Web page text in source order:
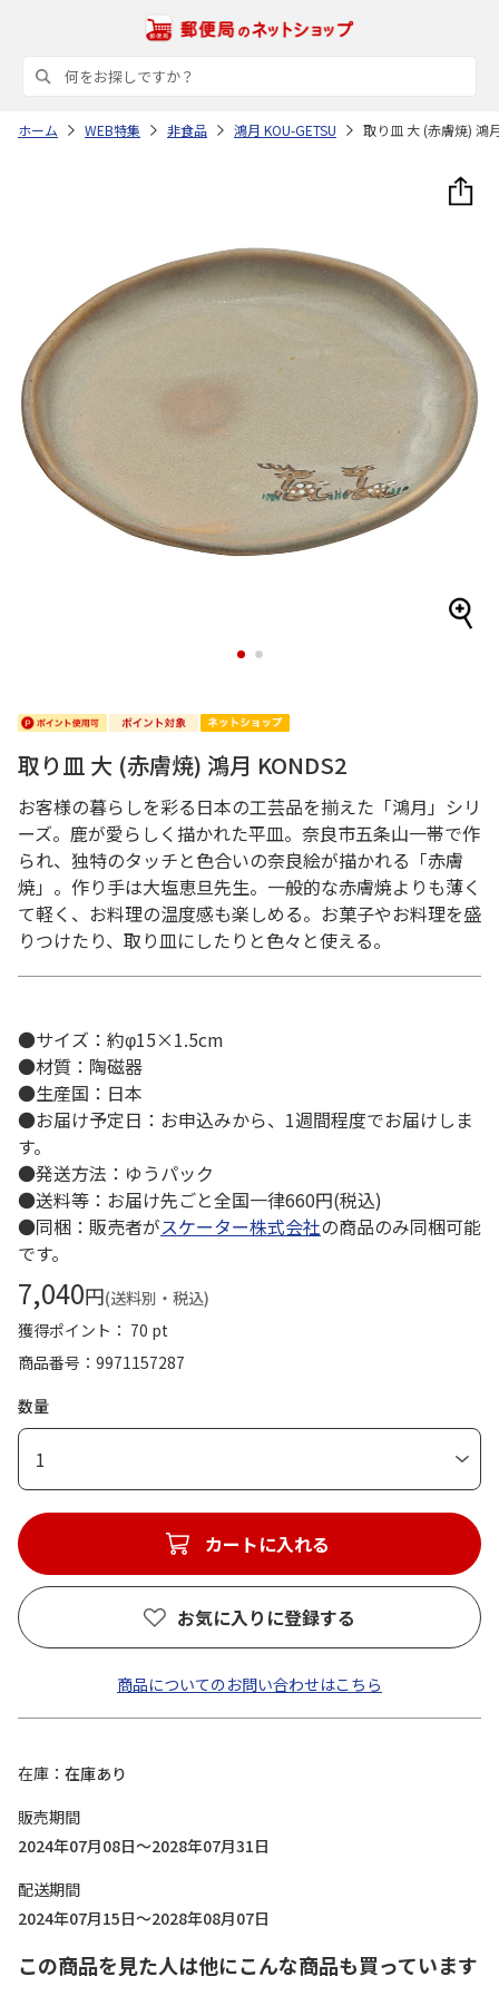
ホーム WEB特集 非食品 鴻月 KOU-GETSU 取り皿 大 (赤膚焼) 鴻
1 2
取り皿 大 (赤膚焼) 鴻月 KONDS2
お客様の暮らしを彩る日本の工芸品を揃えた「鴻月」シリ
ーズ。鹿が愛らしく描かれた平皿。奈良市五条山一帯で作
られ、独特のタッチと色合いの奈良絵が描かれる「赤膚
焼」。作り手は大塩恵旦先生。一般的な赤膚焼よりも薄く
て軽く、お料理の温度感も楽しめる。お菓子やお料理を盛
りつけたり、取り皿にしたりと色々と使える。
●サイズ：約φ15×1.5cm
●材質：陶磁器
●生産国：日本
●お届け予定日：お申込みから、1週間程度でお届けしま
す。
●発送方法：ゆうパック
●送料等：お届け先ごと全国一律660円(税込)
●同梱：販売者がスケーター株式会社の商品のみ同梱可能
です。
7,040円(送料別・税込)
獲得ポイント： 70 pt
商品番号
9971157287
数量
1
カートに入れる
お気に入りに登録する
商品についてのお問い合わせはこちら
在庫
在庫あり
販売期間
2024年07月08日～2028年07月31日
配送期間
2024年07月15日～2028年08月07日
この商品を見た人は他にこんな商品も買っています